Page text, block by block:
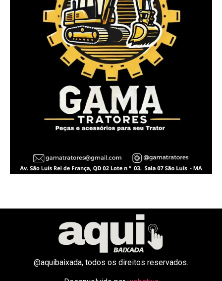
@aquibaixada, todos os direitos reservados.